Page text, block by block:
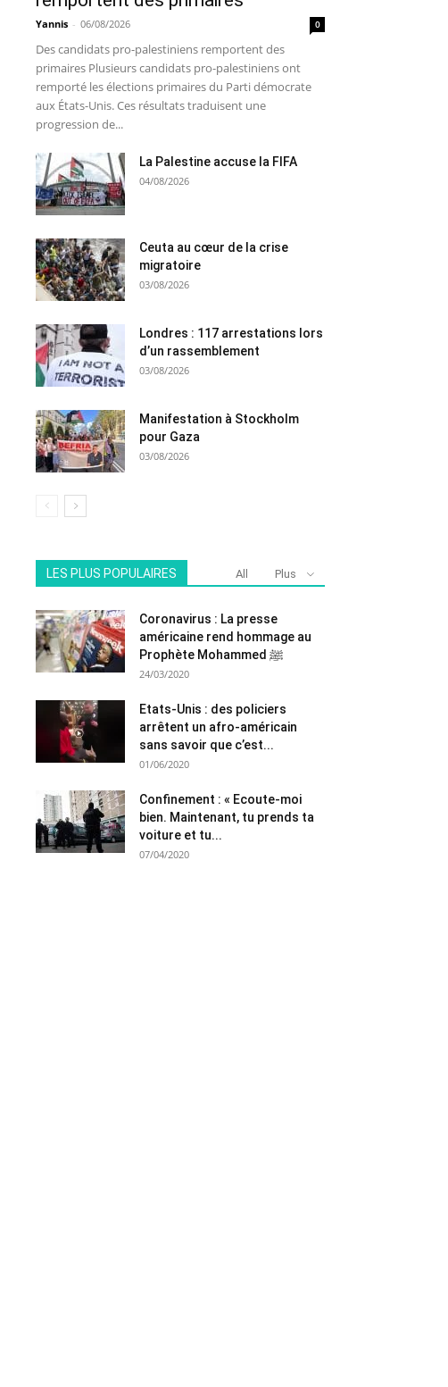
Yannis - 06/08/2026 0
Des candidats pro-palestiniens remportent des
primaires Plusieurs candidats pro-palestiniens ont
remporté les élections primaires du Parti démocrate
aux États-Unis. Ces résultats traduisent une
progression de...
La Palestine accuse la FIFA
04/08/2026
Ceuta au cœur de la crise
migratoire
03/08/2026
Londres : 117 arrestations lors
d’un rassemblement
03/08/2026
Manifestation à Stockholm
pour Gaza
03/08/2026
LES PLUS POPULAIRES All Plus
Coronavirus : La presse
américaine rend hommage au
Prophète Mohammed ﷺ
24/03/2020
Etats-Unis : des policiers
arrêtent un afro-américain
sans savoir que c’est...
01/06/2020
Confinement : « Ecoute-moi
bien. Maintenant, tu prends ta
voiture et tu...
07/04/2020